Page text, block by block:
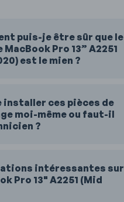
puis-je être sûr que le
MacBook Pro 13” A2251
est le mien ?
installer ces pièces de
moi-même ou faut-il
?
intéressantes sur
Pro 13" A2251 (Mid